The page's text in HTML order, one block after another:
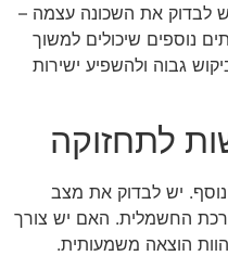
יש לבדוק את השכונה עצמה –
נוספים שיכולים למשוך
גבוה ולהשפיע ישירות
לתחזוקה
יש לבדוק את מצב
החשמלית. האם יש צורך
הוצאה משמעותית.